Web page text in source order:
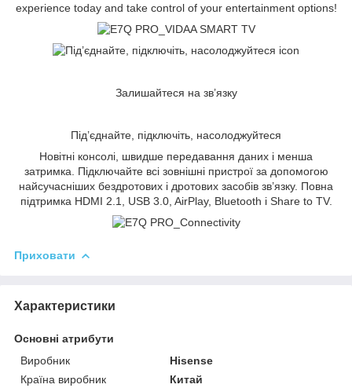
experience today and take control of your entertainment options!
Залишайтеся на зв’язку
Під’єднайте, підключіть, насолоджуйтеся
Новітні консолі, швидше передавання даних і менша
затримка. Підключайте всі зовнішні пристрої за допомогою
найсучасніших бездротових і дротових засобів зв’язку. Повна
підтримка HDMI 2.1, USB 3.0, AirPlay, Bluetooth і Share to TV.
Приховати
Характеристики
Основні атрибути
Виробник
Hisense
Країна виробник
Китай